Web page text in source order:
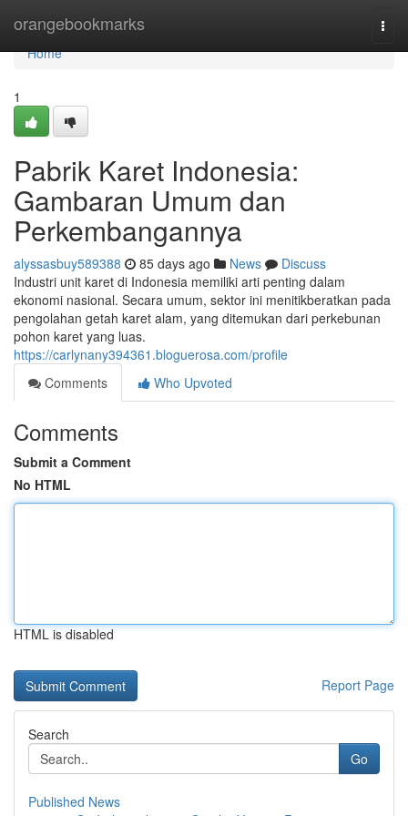
orangebookmarks
Home
Home
1
Pabrik Karet Indonesia:
Gambaran Umum dan
Perkembangannya
alyssasbuy589388 85 days ago News
Discuss
Industri unit karet di Indonesia memiliki arti penting dalam
ekonomi nasional. Secara umum, sektor ini menitikberatkan pada
pengolahan getah karet alam, yang ditemukan dari perkebunan
pohon karet yang luas.
https://carlynany394361.bloguerosa.com/profile
Comments
Who Upvoted
Comments
Submit a Comment
No HTML
HTML is disabled
Report Page
Search
Go
Published News